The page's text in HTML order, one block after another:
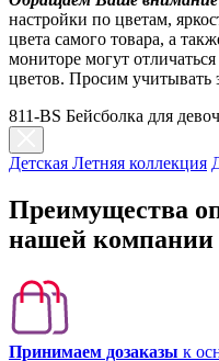
настройки по цветам,
цвета самого товара, а
мониторе могут
цветов. Просим учитывать
811-BS Бейсболка для
Детская Летняя коллекция
Преимущества
нашей компании
Принимаем дозаказы к